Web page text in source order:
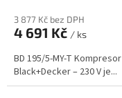
3 877 Kč bez DPH
4 691 Kč / ks
BD 195/5-MY-T
Black+Decker – 230 V je...